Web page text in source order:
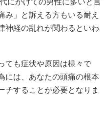
にかけての男性に多いと言
み」と訴える方もいる耐え
神経の乱れが関わるといわ
ても症状や原因は様々で
には、あなたの頭痛の根本
チすることが必要となりま